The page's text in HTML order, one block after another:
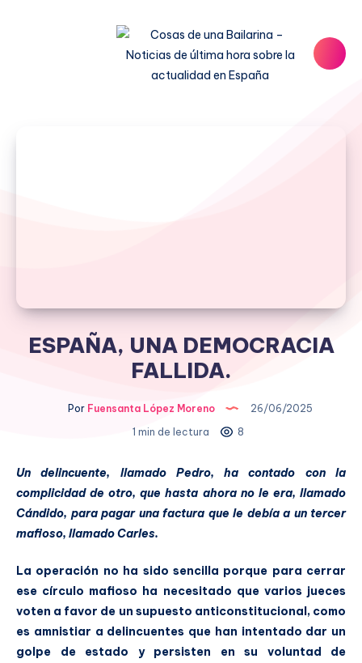
ESPAÑA, UNA DEMOCRACIA
FALLIDA.
Por Fuensanta López Moreno
26/06/2025
1 min de lectura
8
Un delincuente, llamado Pedro, ha contado con la
complicidad de otro, que hasta ahora no le era, llamado
Cándido, para pagar una factura que le debía a un tercer
mafioso, llamado Carles.
La operación no ha sido sencilla porque para cerrar
ese círculo mafioso ha necesitado que varios jueces
voten a favor de un supuesto anticonstitucional, como
es amnistiar a delincuentes que han intentado dar un
golpe de estado y persisten en su voluntad de